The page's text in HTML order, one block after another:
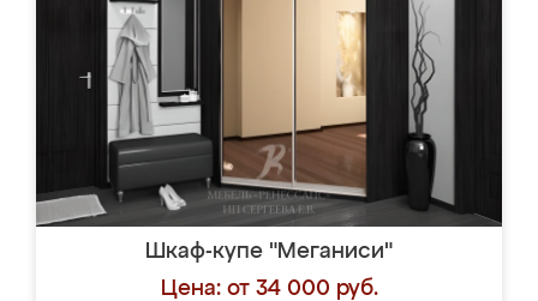
Шкаф-купе "Меганиси"
Цена: от 34 000 руб.